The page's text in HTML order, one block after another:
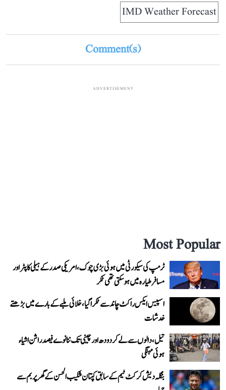
IMD Weather Forecast
Comment(s)
ADVERTISEMENT
Most Popular
ٹرمپ کی سیکورٹی میں ہوئی بڑی چوک، امریکی صدر کے ہیلی کاپٹر اور
مسافر طیارہ میں ہو سکتی تھی ٹکر
اسپیس ایکس راکٹ چاند سے ٹکرا گیا، خلائی ملبے کے بارے میں بڑھتے
خدشات
تیل، دالوں سے لے کر دودھ اور چینی تک ننانوے فیصد راشن اشیاء
ہوئی مہنگی
بنگلہ دیش کرکٹ ٹیم کے سابق کپتان شکیب الحسن کے گھر پر بم سے